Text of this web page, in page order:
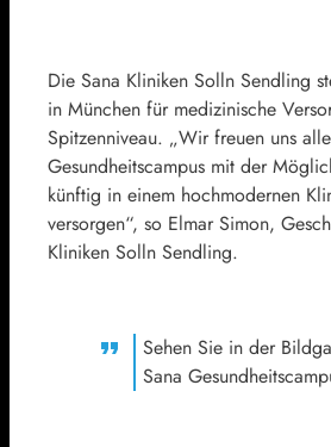
Die Sana Kliniken Solln Sendling
in München für medizinische
Spitzenniveau. „Wir freuen uns
Gesundheitscampus mit der
künftig in einem hochmodernen
versorgen“, so Elmar Simon,
Kliniken Solln Sendling.
Sehen Sie in der
Sana